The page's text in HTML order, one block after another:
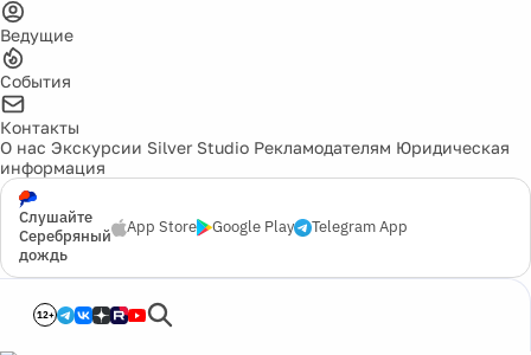
Ведущие
События
Контакты
О нас Экскурсии Silver Studio Рекламодателям Юридическая
информация
Слушайте
Серебряный
дождь
App Store Google Play Telegram App
12+